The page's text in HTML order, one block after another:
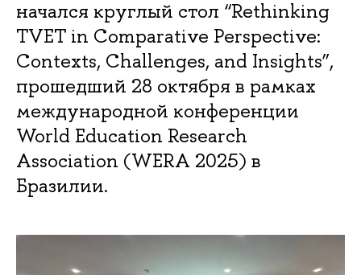
начался круглый стол “Rethinking
TVET in Comparative Perspective:
Contexts, Challenges, and Insights”,
прошедший 28 октября в рамках
международной конференции
World Education Research
Association (WERA 2025) в
Бразилии.